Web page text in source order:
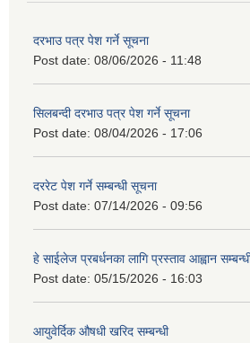
दरभाउ पत्र पेश गर्ने सूचना
Post date: 08/06/2026 - 11:48
सिलबन्दी दरभाउ पत्र पेश गर्ने सूचना
Post date: 08/04/2026 - 17:06
दररेट पेश गर्ने सम्बन्धी सूचना
Post date: 07/14/2026 - 09:56
हे साईलेज प्रबर्धनका लागि प्रस्ताव आह्वान
Post date: 05/15/2026 - 16:03
आयुवेर्दिक औषधी खरिद सम्बन्धी